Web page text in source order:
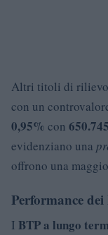
Altri titoli di
con un
0,95% con
evidenziano una
offrono una
Performance
I BTP a lungo